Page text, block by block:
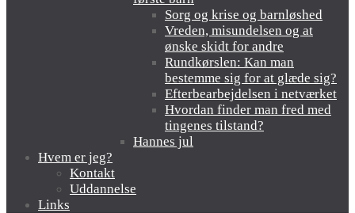
Sorg og krise og barnløshed
Vreden, misundelsen og at
ønske skidt for andre
Rundkørslen: Kan man
bestemme sig for at glæde sig?
Efterbearbejdelsen i netværket
Hvordan finder man fred med
tingenes tilstand?
Hannes jul
Hvem er jeg?
Kontakt
Uddannelse
Links